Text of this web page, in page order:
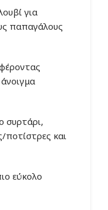
για
παπαγάλους
συρτάρι,
ποτίστρες και
εύκολο